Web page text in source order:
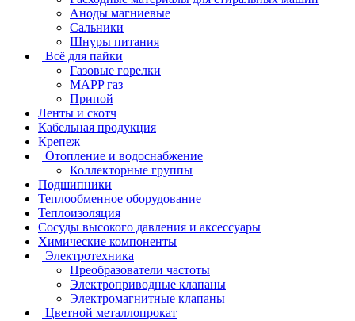
Аноды магниевые
Сальники
Шнуры питания
Всё для пайки
Газовые горелки
MAPP газ
Припой
Ленты и скотч
Кабельная продукция
Крепеж
Отопление и водоснабжение
Коллекторные группы
Подшипники
Теплообменное оборудование
Теплоизоляция
Сосуды высокого давления и аксессуары
Химические компоненты
Электротехника
Преобразователи частоты
Электроприводные клапаны
Электромагнитные клапаны
Цветной металлопрокат